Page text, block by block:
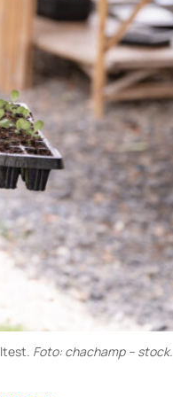
Foto: chachamp –